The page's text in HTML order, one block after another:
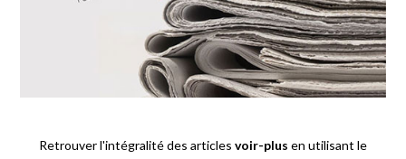
Retrouver l'intégralité des articles voir-plus en utilisant le